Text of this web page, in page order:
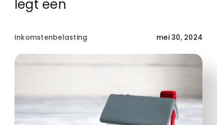
legt een
Inkomstenbelasting mei 30, 2024